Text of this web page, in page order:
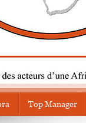
Top Manager